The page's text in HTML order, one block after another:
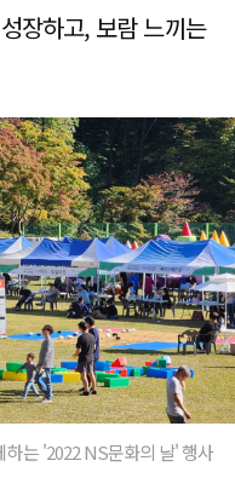
장하고, 보람 느끼는
는 '2022 NS문화의 날' 행사